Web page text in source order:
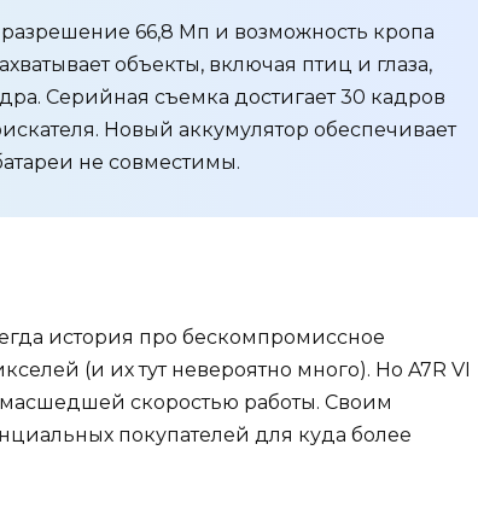
разрешение 66,8 Мп и возможность кропа
объекты, включая птиц и глаза,
Серийная съемка достигает 30 кадров
Новый аккумулятор обеспечивает
не совместимы.
история про бескомпромиссное
(и их тут невероятно много). Но A7R VI
скоростью работы. Своим
покупателей для куда более